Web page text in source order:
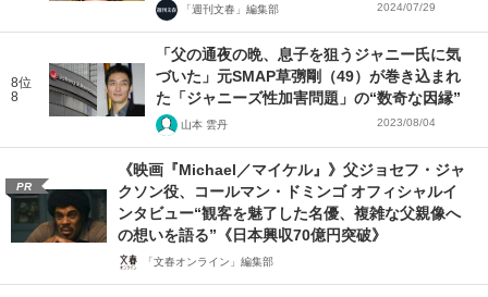
「週刊文春」編集部 2024/07/29
8位
8
「父の通夜の晩、息子を狙うジャニー氏に気
づいた」元SMAP草彅剛（49）が巻き込まれ
た「ジャニーズ性加害問題」の“数奇な因縁”
山本 雲丹 2023/08/04
PR
《映画『Michael／マイケル』》父ジョセフ・ジャ
クソン役、コールマン・ドミンゴ オフィシャルイ
ンタビュー“観客を魅了した名優、複雑な父親像へ
の想いを語る”《日本興収70億円突破》
「文春オンライン」編集部